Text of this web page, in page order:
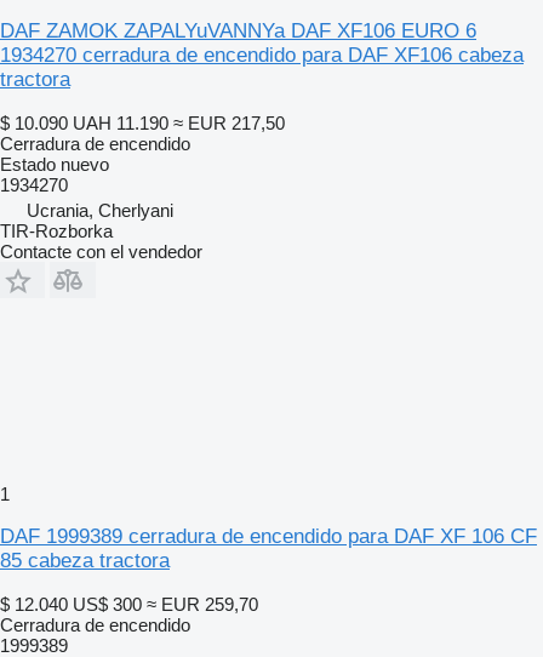
DAF ZAMOK ZAPALYuVANNYa DAF XF106 EURO 6
1934270 cerradura de encendido para DAF XF106 cabeza
tractora
$ 10.090 UAH 11.190 ≈ EUR 217,50
Cerradura de encendido
Estado nuevo
1934270
Ucrania, Cherlyani
TIR-Rozborka
Contacte con el vendedor
1
DAF 1999389 cerradura de encendido para DAF XF 106 CF
85 cabeza tractora
$ 12.040 US$ 300 ≈ EUR 259,70
Cerradura de encendido
1999389